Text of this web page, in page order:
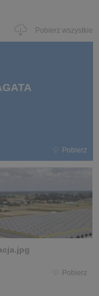
Pobierz wszystkie
Pobierz
Pobierz